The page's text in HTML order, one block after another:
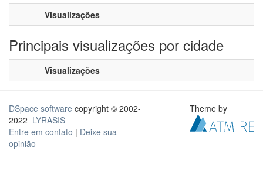
Visualizações
Principais visualizações por cidade
Visualizações
DSpace software copyright © 2002-
2022 LYRASIS
Entre em contato | Deixe sua
opinião
Theme by